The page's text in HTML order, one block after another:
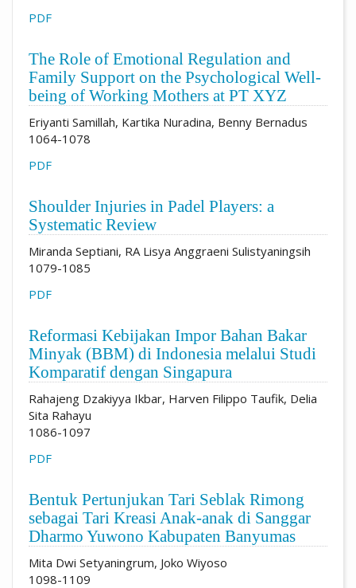
PDF
The Role of Emotional Regulation and
Family Support on the Psychological Well-
being of Working Mothers at PT XYZ
Eriyanti Samillah, Kartika Nuradina, Benny Bernadus
1064-1078
PDF
Shoulder Injuries in Padel Players: a
Systematic Review
Miranda Septiani, RA Lisya Anggraeni Sulistyaningsih
1079-1085
PDF
Reformasi Kebijakan Impor Bahan Bakar
Minyak (BBM) di Indonesia melalui Studi
Komparatif dengan Singapura
Rahajeng Dzakiyya Ikbar, Harven Filippo Taufik, Delia
Sita Rahayu
1086-1097
PDF
Bentuk Pertunjukan Tari Seblak Rimong
sebagai Tari Kreasi Anak-anak di Sanggar
Dharmo Yuwono Kabupaten Banyumas
Mita Dwi Setyaningrum, Joko Wiyoso
1098-1109